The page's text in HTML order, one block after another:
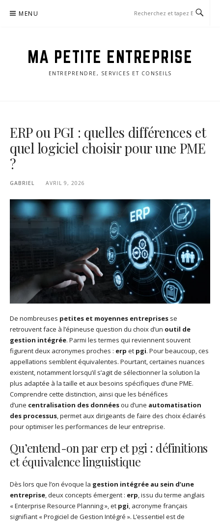
MENU
MA PETITE ENTREPRISE
ENTREPRENDRE, SERVICES ET CONSEILS
ERP ou PGI : quelles différences et
quel logiciel choisir pour une PME
?
GABRIEL AVRIL 9, 2026
De nombreuses petites et moyennes entreprises se
retrouvent face à l’épineuse question du choix d’un outil de
gestion intégrée. Parmi les termes qui reviennent souvent
figurent deux acronymes proches : erp et pgi. Pour beaucoup, ces
appellations semblent équivalentes. Pourtant, certaines nuances
existent, notamment lorsqu’il s’agit de sélectionner la solution la
plus adaptée à la taille et aux besoins spécifiques d’une PME.
Comprendre cette distinction, ainsi que les bénéfices
d’une centralisation des donnéesou d’une automatisation
des processus, permet aux dirigeants de faire des choix éclairés
pour optimiser les performances de leur entreprise.
Qu’entend-on par erp et pgi : définitions
et équivalence linguistique
Dès lors que l’on évoque la gestion intégrée au sein d’une
entreprise, deux concepts émergent : erp, issu du terme anglais
« Enterprise Resource Planning », et pgi, acronyme français
signifiant « Progiciel de Gestion Intégré ». L’essentiel est de